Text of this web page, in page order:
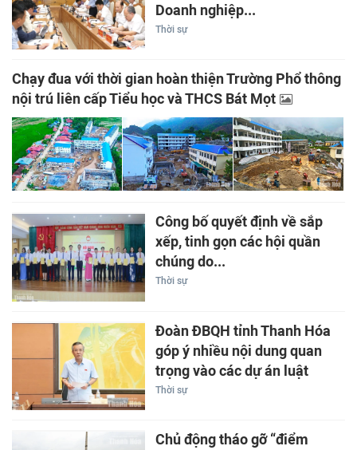
Doanh nghiệp...
Thời sự
Chạy đua với thời gian hoàn thiện Trường Phổ thông
nội trú liên cấp Tiểu học và THCS Bát Mọt
Công bố quyết định về sắp
xếp, tinh gọn các hội quần
chúng do...
Thời sự
Đoàn ĐBQH tỉnh Thanh Hóa
góp ý nhiều nội dung quan
trọng vào các dự án luật
Thời sự
Chủ động tháo gỡ “điểm